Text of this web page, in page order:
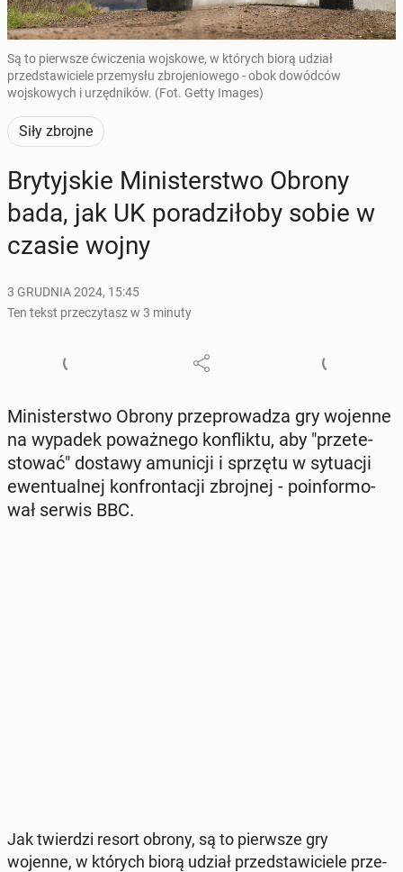
Są to pierwsze ćwiczenia wojskowe, w których biorą udział
przedstawiciele przemysłu zbrojeniowego - obok dowódców
wojskowych i urzędników. (Fot. Getty Images)
Siły zbrojne
Bry­tyj­skie Mi­ni­ster­stwo Obrony
bada, jak UK po­ra­dzi­ło­by sobie w
czasie wojny
3 GRUDNIA 2024, 15:45
Ten tekst przeczytasz w 3 minuty
Mi­ni­ster­stwo Obrony prze­pro­wa­dza gry wojenne
na wypadek po­waż­ne­go kon­flik­tu, aby "prze­te­
sto­wać" dostawy amu­ni­cji i sprzętu w sy­tu­acji
ewen­tu­al­nej kon­fron­ta­cji zbroj­nej - po­in­for­mo­
wał serwis BBC.
Jak twier­dzi resort obrony, są to pierw­sze gry
wojenne, w których biorą udział przed­sta­wi­cie­le prze­